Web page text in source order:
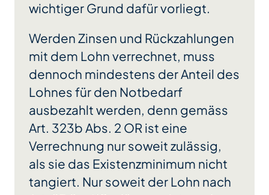
wichtiger Grund dafür vorliegt.
Werden Zinsen und Rückzahlungen
mit dem Lohn verrechnet, muss
dennoch mindestens der Anteil des
Lohnes für den Notbedarf
ausbezahlt werden, denn gemäss
Art. 323b Abs. 2 OR ist eine
Verrechnung nur soweit zulässig,
als sie das Existenzminimum nicht
tangiert. Nur soweit der Lohn nach